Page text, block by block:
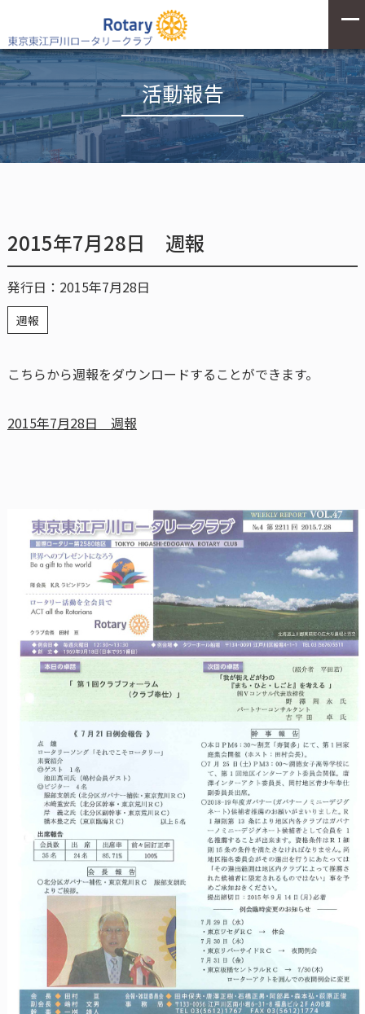
活動報告
2015年7月28日 週報
発行日：2015年7月28日
週報
こちらから週報をダウンロードすることができます。
2015年7月28日 週報